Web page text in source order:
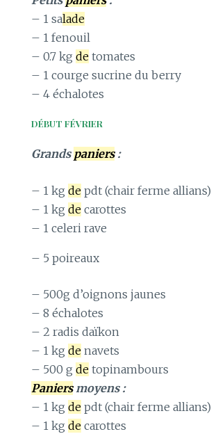
– 1 salade
– 1 fenouil
– 0.7 kgde tomates
– 1 courge sucrine du berry
– 4 échalotes
DÉBUT FÉVRIER
Grands paniers:
– 1 kgde pdt (chair ferme allians)
– 1 kgde carottes
– 1 celeri rave
– 5 poireaux
– 500g d’oignons jaunes
– 8 échalotes
– 2 radis daïkon
– 1 kgde navets
– 500 gde topinambours
Paniersmoyens :
– 1 kgde pdt (chair ferme allians)
– 1 kgde carottes